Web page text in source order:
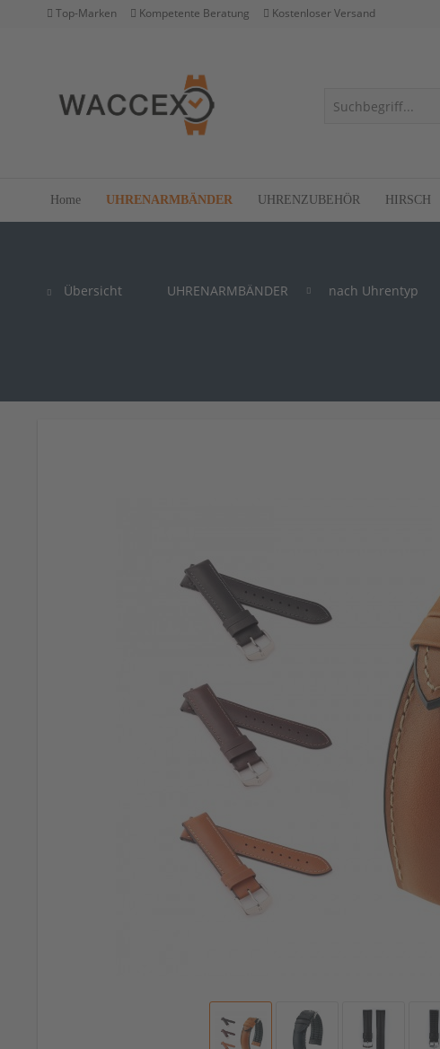
Top-Marken Kompetente Beratung Kostenloser Versand
Home UHRENARMBÄNDER UHRENZUBEHÖR HIRSCH
Übersicht UHRENARMBÄNDER nach Uhrentyp